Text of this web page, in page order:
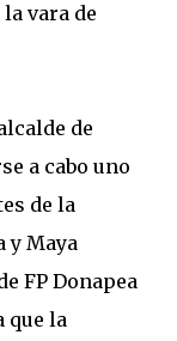
vara de
de
a cabo uno
de la
y Maya
FP Donapea
que la